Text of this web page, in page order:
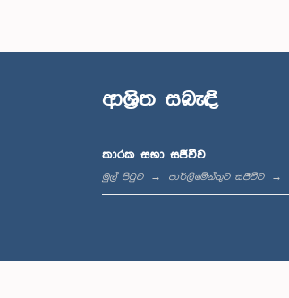
ආශ්‍රිත සබැඳි
කාරක සභා සජීවීව
මුල් පිටුව පාර්ලිමේන්තුව සජීවීව